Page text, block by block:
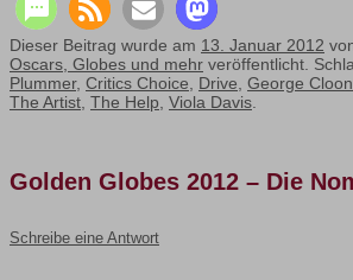
Dieser Beitrag wurde am 13. Januar 2012
Oscars, Globes und mehr veröffentlicht.
Plummer, Critics Choice, Drive, George
The Artist, The Help, Viola Davis.
Golden Globes 2012 – Die
Schreibe eine Antwort